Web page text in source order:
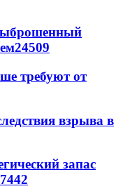
24509
требуют от
взрыва в
запас
7442